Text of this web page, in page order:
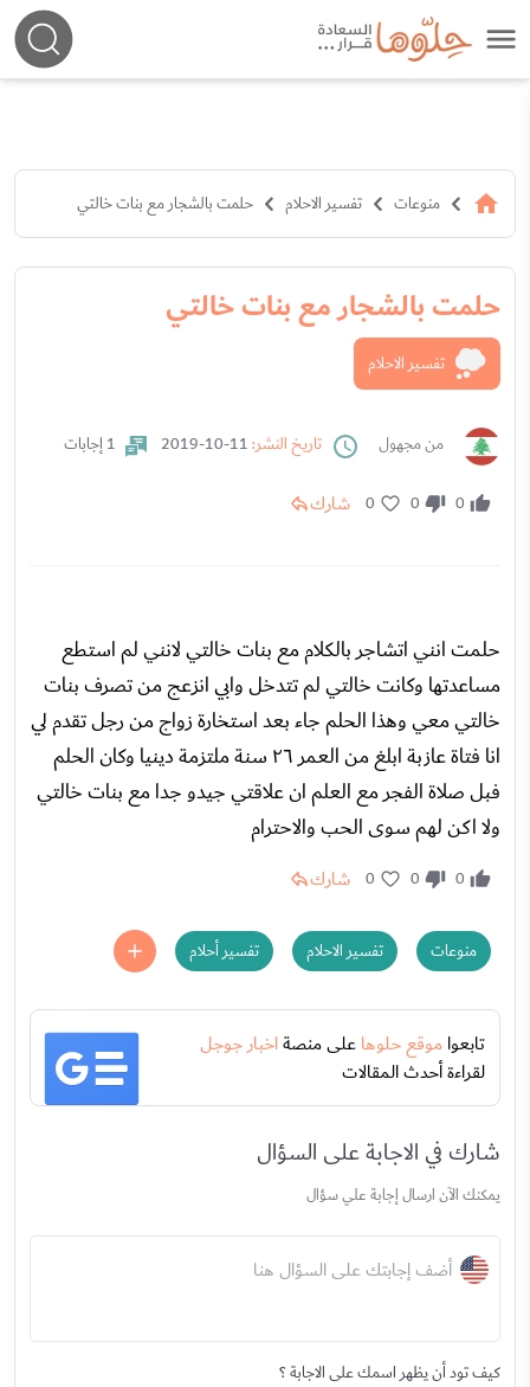
منوعات تفسير الاحلام حلمت بالشجار مع بنات خالتي
حلمت بالشجار مع بنات خالتي
تفسير الاحلام
من مجهول تاريخ النشر: 1 إجابات
0
0
0 شارك
حلمت انني اتشاجر بالكلام مع بنات خالتي لانني لم استطع
مساعدتها وكانت خالتي لم تتدخل وابي انزعج من تصرف بنات
خالتي معي وهذا الحلم جاء بعد استخارة زواج من رجل تقدم لي
انا فتاة عازبة ابلغ من العمر ٢٦ سنة ملتزمة دينيا وكان الحلم
فبل صلاة الفجر مع العلم ان علاقتي جيدو جدا مع بنات خالتي
ولا اكن لهم سوى الحب والاحترام
0
0
0 شارك
منوعات تفسير الاحلام تفسير أحلام
تابعواموقع حلوهاعلى منصةاخبار جوجل
لقراءة أحدث المقالات
شارك في الاجابة على السؤال
يمكنك الآن ارسال إجابة علي سؤال
أضف إجابتك على السؤال هنا
كيف تود أن يظهر اسمك على الاجابة ؟